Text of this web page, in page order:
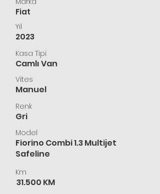
Fiat
Yıl
2023
Kasa Tipi
Camlı Van
Vites
Manuel
Renk
Gri
Model
Fiorino Combi 1.3 Multijet
Safeline
Km
31.500 KM